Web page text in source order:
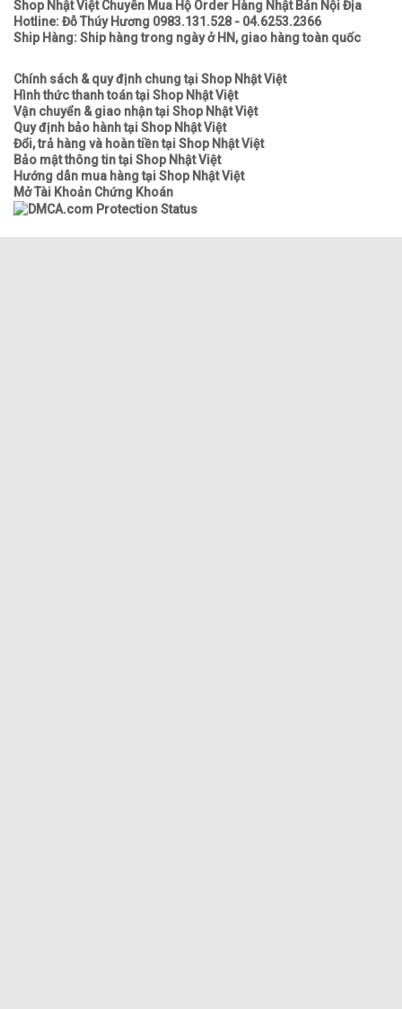
Shop Nhật Việt Chuyên Mua Hộ Order Hàng Nhật Bản Nội Địa
Hotline: Đỗ Thúy Hương 0983.131.528 - 04.6253.2366
Ship Hàng: Ship hàng trong ngày ở HN, giao hàng toàn quốc
Chính sách & quy định chung tại Shop Nhật Việt
Hình thức thanh toán tại Shop Nhật Việt
Vận chuyển & giao nhận tại Shop Nhật Việt
Quy định bảo hành tại Shop Nhật Việt
Đổi, trả hàng và hoàn tiền tại Shop Nhật Việt
Bảo mật thông tin tại Shop Nhật Việt
Hướng dẫn mua hàng tại Shop Nhật Việt
Mở Tài Khoản Chứng Khoán